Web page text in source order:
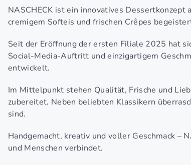
NASCHECK ist ein innovatives
cremigem Softeis und frischen Crêpes
Seit der Eröffnung der ersten Filiale 2025 hat
Social-Media-Auftritt und einzigartigem
entwickelt.
Im Mittelpunkt stehen Qualität, Frische und
zubereitet. Neben beliebten Klassikern
sind.
Handgemacht, kreativ und voller Geschmack –
und Menschen verbindet.